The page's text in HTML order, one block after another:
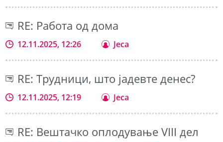
RE: Работа од дома
12.11.2025, 12:26 Jeca
RE: Трудници, што јадевте денес?
12.11.2025, 12:19 Jeca
RE: Вештачко оплодување VIII дел